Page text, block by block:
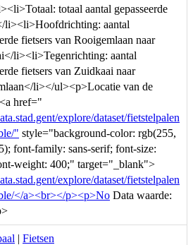
totaal aantal gepasseerde
li><li>Hoofdrichting: aantal
fietsers van Rooigemlaan naar
li><li>Tegenrichting: aantal
fietsers van Zuidkaai naar
li></ul><p>Locatie van de
href="
explore/dataset/fietstelpalen
" style="background-color: rgb(255,
font-family: sans-serif; font-size:
weight: 400;" target="_blank">
explore/dataset/fietstelpalen
</a><br></p><p>No Data waarde:
| Fietsen